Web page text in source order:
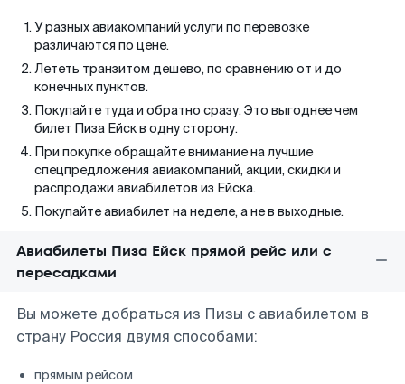
У разных авиакомпаний услуги по перевозке
различаются по цене.
Лететь транзитом дешево, по сравнению от и до
конечных пунктов.
Покупайте туда и обратно сразу. Это выгоднее чем
билет Пиза Ейск в одну сторону.
При покупке обращайте внимание на лучшие
спецпредложения авиакомпаний, акции, скидки и
распродажи авиабилетов из Ейска.
Покупайте авиабилет на неделе, а не в выходные.
Авиабилеты Пиза Ейск прямой рейс или с
пересадками
Вы можете добраться из Пизы с авиабилетом в
страну Россия двумя способами:
прямым рейсом